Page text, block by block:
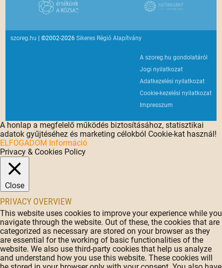
szoreg.hu | ©2002-2026Sikeres Régió Alapítvány
A szoreg.hu gondolatáról
Jogi nyilatkozat
Adatkezelési nyilatkozat
Cookie-kezelési nyilatkozat
Impresszum
A honlap a megfelelő működés biztosításához, statisztikai
adatok gyűjtéséhez és marketing célokból Cookie-kat használ!
ELFOGADOM Információ
Privacy & Cookies Policy
Close
PRIVACY OVERVIEW
This website uses cookies to improve your experience while you
navigate through the website. Out of these, the cookies that are
categorized as necessary are stored on your browser as they
are essential for the working of basic functionalities of the
website. We also use third-party cookies that help us analyze
and understand how you use this website. These cookies will